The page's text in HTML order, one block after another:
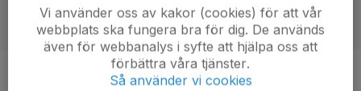
Mittfältare
Vi använder oss av kakor (cookies) för att vår
webbplats ska fungera bra för dig. De används
även för webbanalys i syfte att hjälpa oss att
förbättra våra tjänster.
Så använder vi cookies